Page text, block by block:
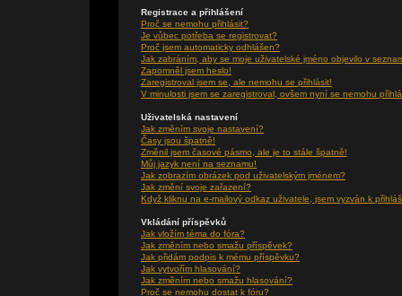
Registrace a přihlášení
Proč se nemohu přihlásit?
Je vůbec potřeba se registrovat?
Proč jsem automaticky odhlášen?
Jak zabráním, aby se moje uživatelské jméno objevilo v
Zapomněl jsem heslo!
Zaregistroval jsem se, ale nemohu se přihlásit!
V minulosti jsem se zaregistroval, ovšem nyní se nemohu
Uživatelská nastavení
Jak změním svoje nastavení?
Časy jsou špatně!
Změnil jsem časové pásmo, ale je to stále špatně!
Můj jazyk není na seznamu!
Jak zobrazím obrázek pod uživatelským jménem?
Jak změní svoje zařazení?
Když kliknu na e-mailový odkaz uživatele, jsem vyzván k
Vkládání příspěvků
Jak vložím téma do fóra?
Jak změním nebo smažu příspěvek?
Jak přidám podpis k mému příspěvku?
Jak vytvořím hlasování?
Jak změním nebo smažu hlasování?
Proč se nemohu dostat k fóru?